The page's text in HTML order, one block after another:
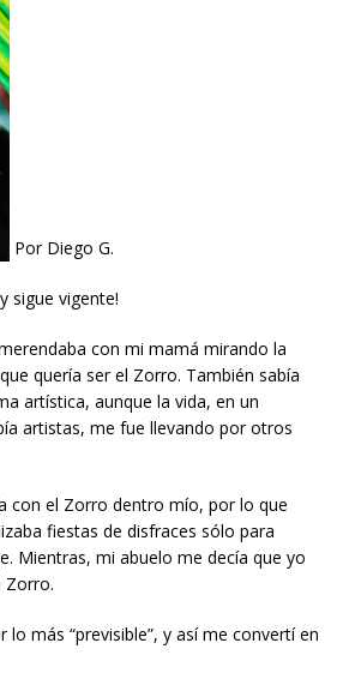
Por Diego G.
sigue vigente!
con mi mamá mirando la
quería ser el Zorro. También sabía
artística, aunque la vida, en un
artistas, me fue llevando por otros
con el Zorro dentro mío, por lo que
fiestas de disfraces sólo para
Mientras, mi abuelo me decía que yo
Zorro.
lo más “previsible”, y así me convertí en